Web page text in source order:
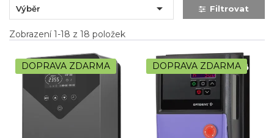
Výběr  Filtrovat
Zobrazení 1-18 z 18 položek
DOPRAVA ZDARMA DOPRAVA ZDARMA